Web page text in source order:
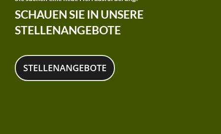
SCHAUEN SIE IN UNSERE
STELLENANGEBOTE
STELLENANGEBOTE